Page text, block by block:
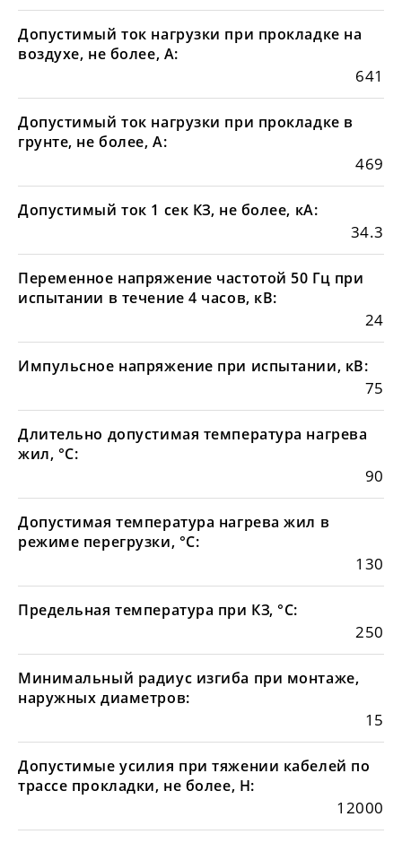
Допустимый ток нагрузки при прокладке на
воздухе, не более, А:
641
Допустимый ток нагрузки при прокладке в
грунте, не более, А:
469
Допустимый ток 1 сек КЗ, не более, кА:
34.3
Переменное напряжение частотой 50 Гц при
испытании в течение 4 часов, кВ:
24
Импульсное напряжение при испытании, кВ:
75
Длительно допустимая температура нагрева
жил, °С:
90
Допустимая температура нагрева жил в
режиме перегрузки, °С:
130
Предельная температура при КЗ, °С:
250
Минимальный радиус изгиба при монтаже,
наружных диаметров:
15
Допустимые усилия при тяжении кабелей по
трассе прокладки, не более, Н:
12000